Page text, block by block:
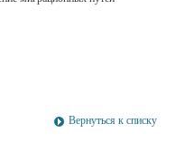
Вернуться к списку